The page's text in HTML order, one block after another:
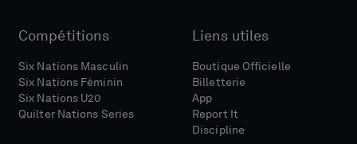
Compétitions
Six Nations Masculin
Six Nations Féminin
Six Nations U20
Quilter Nations Series
Liens utiles
Boutique Officielle
Billetterie
App
Report It
Discipline